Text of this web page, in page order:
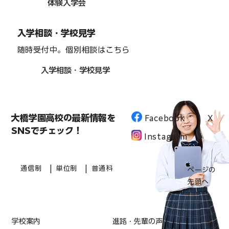
体験入学会
入学相談・学校見学
随時受付中。個別相談はこちら
入学相談・学校見学
大橋学園高校の最新情報を
SNSでチェック！
Facebook
Instagram
X
通信制 単位制 普通科
ページの
先頭へ
学校案内 進路・先輩の声